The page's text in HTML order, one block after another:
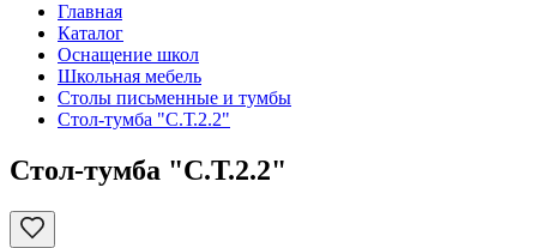
Главная
Каталог
Оснащение школ
Школьная мебель
Столы письменные и тумбы
Стол-тумба "С.Т.2.2"
Стол-тумба "С.Т.2.2"